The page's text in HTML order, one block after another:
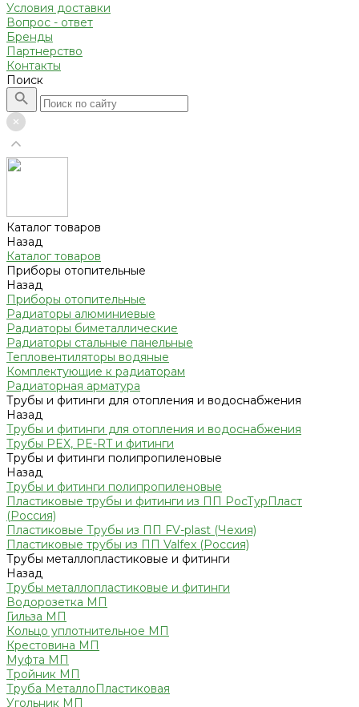
Условия доставки
Вопрос - ответ
Бренды
Партнерство
Контакты
Поиск
Каталог товаров
Назад
Каталог товаров
Приборы отопительные
Назад
Приборы отопительные
Радиаторы алюминиевые
Радиаторы биметаллические
Радиаторы стальные панельные
Тепловентиляторы водяные
Комплектующие к радиаторам
Радиаторная арматура
Трубы и фитинги для отопления и водоснабжения
Назад
Трубы и фитинги для отопления и водоснабжения
Трубы PEX, PE-RT и фитинги
Трубы и фитинги полипропиленовые
Назад
Трубы и фитинги полипропиленовые
Пластиковые трубы и фитинги из ПП РосТурПласт
(Россия)
Пластиковые Трубы из ПП FV-plast (Чехия)
Пластиковые трубы из ПП Valfex (Россия)
Трубы металлопластиковые и фитинги
Назад
Трубы металлопластиковые и фитинги
Водорозетка МП
Гильза МП
Кольцо уплотнительное МП
Крестовина МП
Муфта МП
Тройник МП
Труба МеталлоПластиковая
Угольник МП